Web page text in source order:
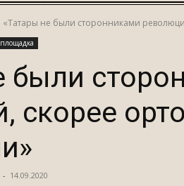
«Татары не были сторонниками
были
скорее
- 14.09.2020